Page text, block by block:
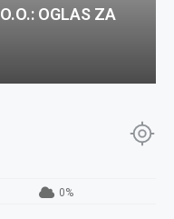
0%
OGLAS ZA